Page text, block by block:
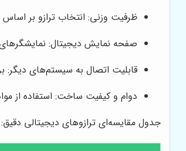
ظرفیت وزنی: انتخاب ترازو بر
صفحه نمایش دیجیتال:
قابلیت اتصال به سیستم‌های دیگر:
دوام و کیفیت ساخت: استفاده از
جدول مقایسه‌ای ترازوهای دیجیتالی دقیق: